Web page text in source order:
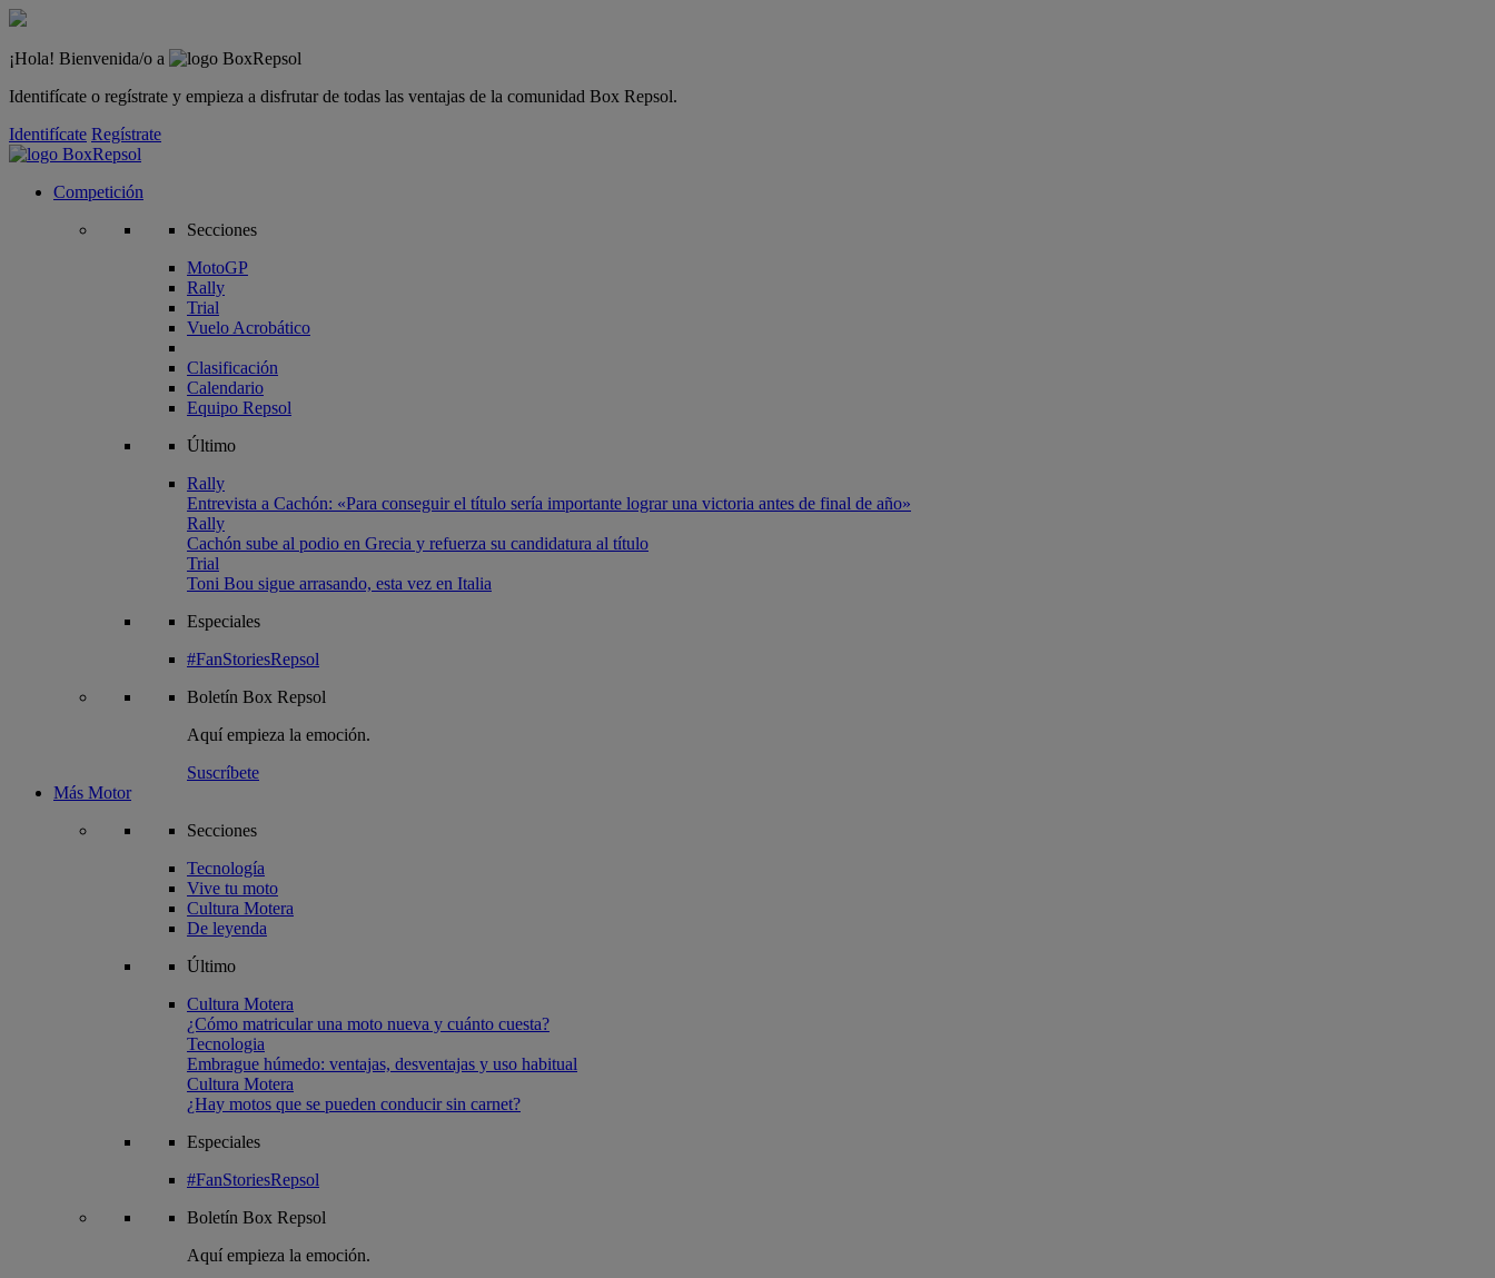
¡Hola! Bienvenida/o a
Identifícate o regístrate y empieza a disfrutar de todas las ventajas de la comunidad Box Repsol.
Identifícate Regístrate
Competición
Secciones
MotoGP
Rally
Trial
Vuelo Acrobático
Clasificación
Calendario
Equipo Repsol
Último
Rally
Entrevista a Cachón: «Para conseguir el título sería importante lograr una victoria antes de final de año»
Rally
Cachón sube al podio en Grecia y refuerza su candidatura al título
Trial
Toni Bou sigue arrasando, esta vez en Italia
Especiales
#FanStoriesRepsol
Boletín Box Repsol
Aquí empieza la emoción.
Suscríbete
Más Motor
Secciones
Tecnología
Vive tu moto
Cultura Motera
De leyenda
Último
Cultura Motera
¿Cómo matricular una moto nueva y cuánto cuesta?
Tecnologia
Embrague húmedo: ventajas, desventajas y uso habitual
Cultura Motera
¿Hay motos que se pueden conducir sin carnet?
Especiales
#FanStoriesRepsol
Boletín Box Repsol
Aquí empieza la emoción.